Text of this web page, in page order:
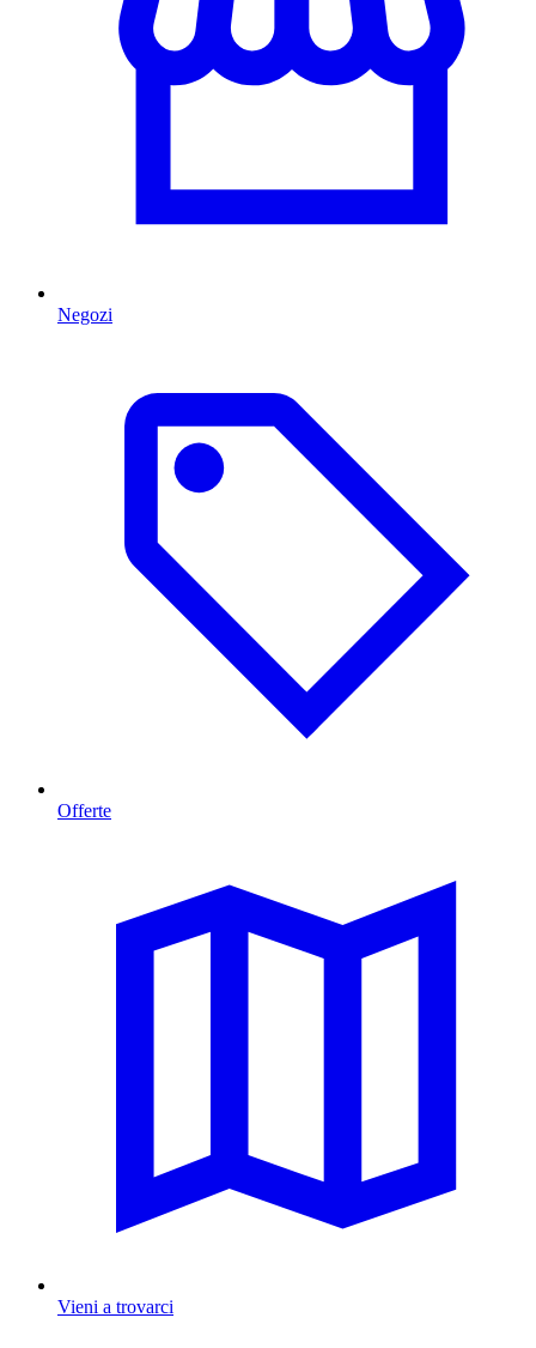
Negozi
Offerte
Vieni a trovarci